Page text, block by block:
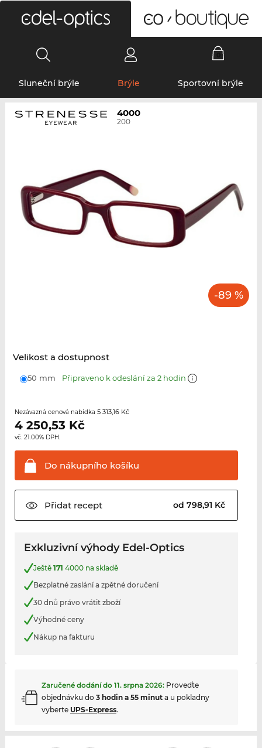
Sluneční brýle Brýle Sportovní brýle
4000
200
-89 %
Velikost a dostupnost
50 mm Připraveno k odeslání za 2 hodin
Nezávazná cenová nabídka 5 313,16 Kč
4 250,53 Kč
vč. 21.00% DPH.
Do nákupního košíku
Přidatrecept od 798,91 Kč
Exkluzivní výhody Edel-Optics
Ještě 171 4000 na skladě
Bezplatné zaslání a zpětné doručení
30 dnů právo vrátit zboží
Výhodné ceny
Nákup na fakturu
Zaručené dodání do 11. srpna 2026: Proveďte
objednávku do 3 hodin a 55 minuta u pokladny
vyberte UPS-Express.